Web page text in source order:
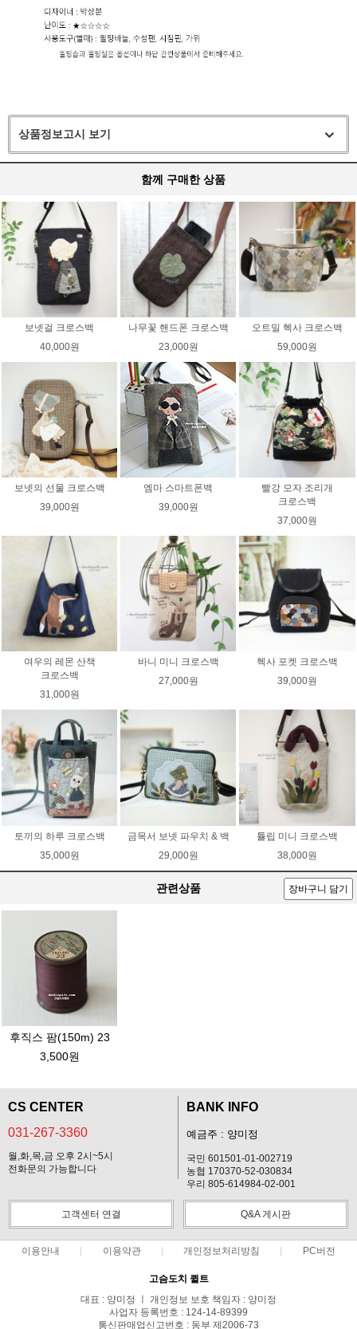
상품정보고시 보기
함께 구매한 상품
보넷걸 크로스백
40,000원
나무꽃 핸드폰 크로스백
23,000원
오트밀 헥사 크로스백
59,000원
보넷의 선물 크로스백
39,000원
엠마 스마트폰백
39,000원
빨강 모자 조리개
크로스백
37,000원
여우의 레몬 산책
크로스백
31,000원
바니 미니 크로스백
27,000원
헥사 포켓 크로스백
39,000원
토끼의 하루 크로스백
35,000원
금목서 보넷 파우치 & 백
29,000원
튤립 미니 크로스백
38,000원
관련상품 장바구니 담기
후직스 팜(150m) 23
3,500원
CS CENTER
031-267-3360
월,화,목,금 오후 2시~5시
전화문의 가능합니다
BANK INFO
예금주 : 양미정
국민 601501-01-002719
농협 170370-52-030834
우리 805-614984-02-001
고객센터 연결 Q&A 게시판
이용안내 이용약관 개인정보처리방침 PC버전
고슴도치 퀼트
대표 : 양미정 ㅣ 개인정보 보호 책임자 : 양미정
사업자 등록번호 : 124-14-89399
통신판매업신고번호 : 동부 제2006-73